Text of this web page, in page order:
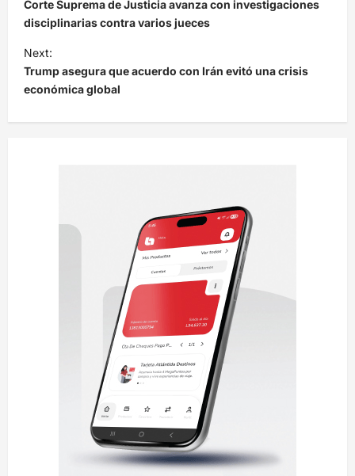
v
e
g
a
c
Corte Suprema de Justicia avanza con investigaciones
disciplinarias contra varios jueces
Next:
Trump asegura que acuerdo con Irán evitó una crisis
económica global